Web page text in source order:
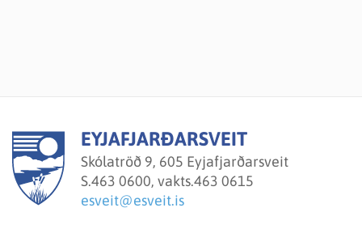
EYJAFJARÐARSVEIT
Skólatröð 9, 605 Eyjafjarðarsveit
S.463 0600, vakts.463 0615
esveit@esveit.is